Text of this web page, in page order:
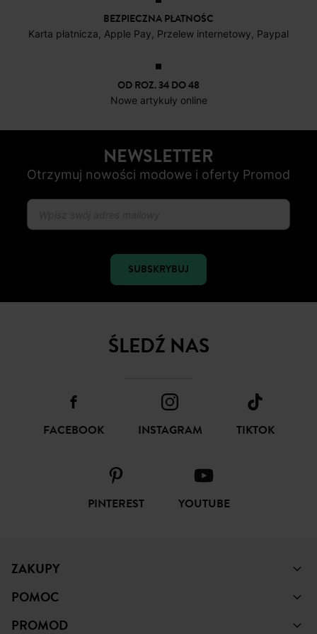
OD ROZ. 34 DO 48
NEWSLETTER
Otrzymuj nowości modowe i oferty Promod
ŚLEDŹ NAS